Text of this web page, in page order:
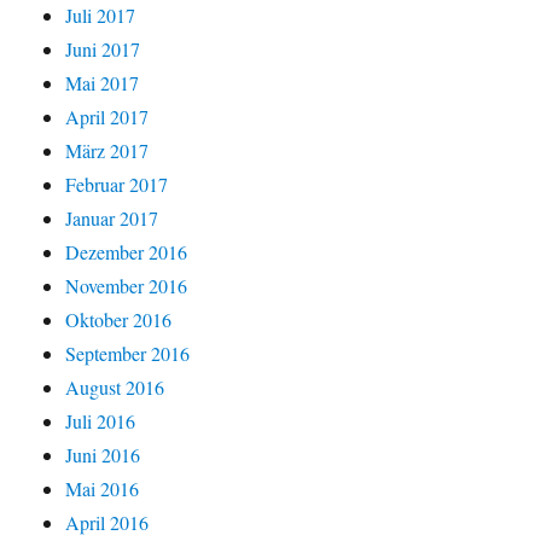
Juli 2017
Juni 2017
Mai 2017
April 2017
März 2017
Februar 2017
Januar 2017
Dezember 2016
November 2016
Oktober 2016
September 2016
August 2016
Juli 2016
Juni 2016
Mai 2016
April 2016